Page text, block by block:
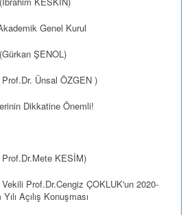
Genel Kurul
ŞENOL)
Prof.Dr. Ünsal ÖZGEN )
Dikkatine Önemli!
Prof.Dr.Mete KESİM)
Prof.Dr.Cengiz ÇOKLUK'un 2020-
Açılış Konuşması